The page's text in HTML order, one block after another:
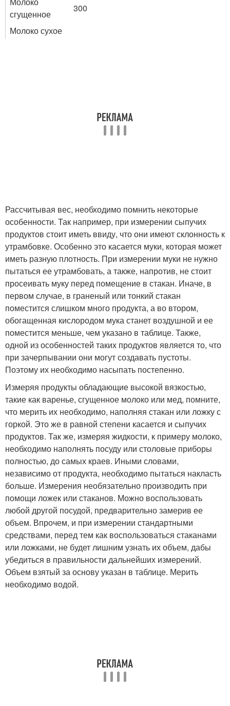
сгущенное
300
Молоко сухое
Рассчитывая вес, необходимо помнить некоторые
особенности. Так например, при измерении сыпучих
продуктов стоит иметь ввиду, что они имеют склонность к
утрамбовке. Особенно это касается муки, которая может
иметь разную плотность. При измерении муки не нужно
пытаться ее утрамбовать, а также, напротив, не стоит
просеивать муку перед помещение в стакан. Иначе, в
первом случае, в граненый или тонкий стакан
поместится слишком много продукта, а во втором,
обогащенная кислородом мука станет воздушной и ее
поместится меньше, чем указано в таблице. Также,
одной из особенностей таких продуктов является то, что
при зачерпывании они могут создавать пустоты.
Поэтому их необходимо насыпать постепенно.
Измеряя продукты обладающие высокой вязкостью,
такие как варенье, сгущенное молоко или мед, помните,
что мерить их необходимо, наполняя стакан или ложку с
горкой. Это же в равной степени касается и сыпучих
продуктов. Так же, измеряя жидкости, к примеру молоко,
необходимо наполнять посуду или столовые приборы
полностью, до самых краев. Иными словами,
независимо от продукта, необходимо пытаться накласть
больше. Измерения необязательно производить при
помощи ложек или стаканов. Можно воспользовать
любой другой посудой, предварительно замерив ее
объем. Впрочем, и при измерении стандартными
средствами, перед тем как воспользоваться стаканами
или ложками, не будет лишним узнать их объем, дабы
убедиться в правильности дальнейших измерений.
Объем взятый за основу указан в таблице. Мерить
необходимо водой.